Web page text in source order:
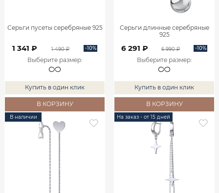
Серьги пусеты серебряные 925
1 341 ₽ 1 490 ₽ -10%
Выберите размер:
Купить в один клик
В КОРЗИНУ
Серьги длинные серебряные
925
6 291 ₽ 6 990 ₽ -10%
Выберите размер:
Купить в один клик
В КОРЗИНУ
В наличии На заказ - от 15 дней